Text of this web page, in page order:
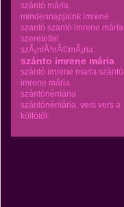
szántó mária.
mindennapjaink imrene
szantó szantó imrene mária
szeretettel.
szÃ¡ntÃ³nÃ©mÃ¡ria.
szánto imrene mária
szántó imrene maria szántó
imrene mária.
szántónémária
szántónémária. vers vers a
költötől.